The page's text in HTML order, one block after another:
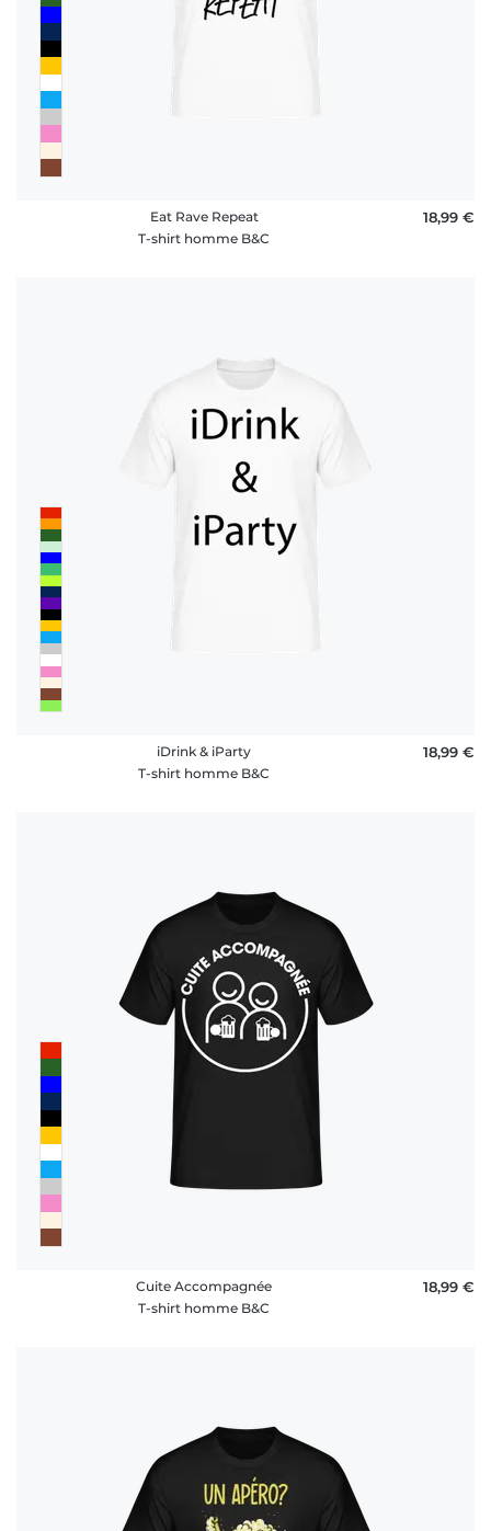
Eat Rave Repeat
T-shirt homme B&C
18,99 €
iDrink & iParty
T-shirt homme B&C
18,99 €
Cuite Accompagnée
T-shirt homme B&C
18,99 €